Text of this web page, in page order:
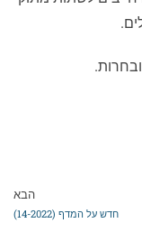
הבא
חדש על המדף (14-2022)